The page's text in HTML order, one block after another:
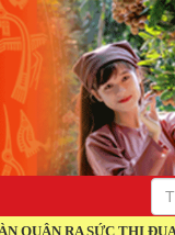
THI ĐUA THỰC